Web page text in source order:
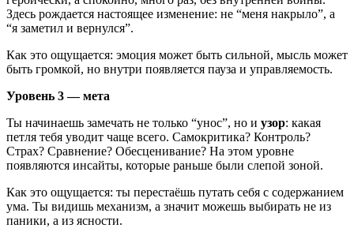
Здесь рождается настоящее изменение: не “меня накрыло”, а
“я заметил и вернулся”.
Как это ощущается: эмоция может быть сильной, мысль может
быть громкой, но внутри появляется пауза и управляемость.
Уровень 3 — мета
Ты начинаешь замечать не только “унос”, но и узор: какая
петля тебя уводит чаще всего. Самокритика? Контроль?
Страх? Сравнение? Обесценивание? На этом уровне
появляются инсайты, которые раньше были слепой зоной.
Как это ощущается: ты перестаёшь путать себя с содержанием
ума. Ты видишь механизм, а значит можешь выбирать не из
паники, а из ясности.